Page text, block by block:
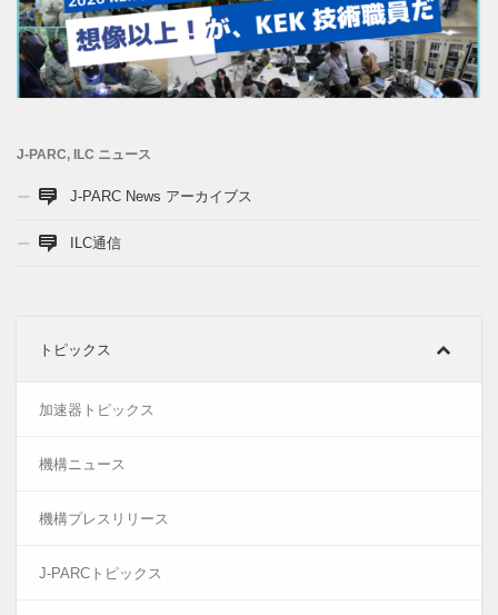
2026年夏季研究系技術職員インターンシップ開催のお知らせ
2026年6月10日
J-PARC, ILC ニュース
J-PARC News アーカイブス
ILC通信
トピックス
加速器トピックス
機構ニュース
機構プレスリリース
J-PARCトピックス